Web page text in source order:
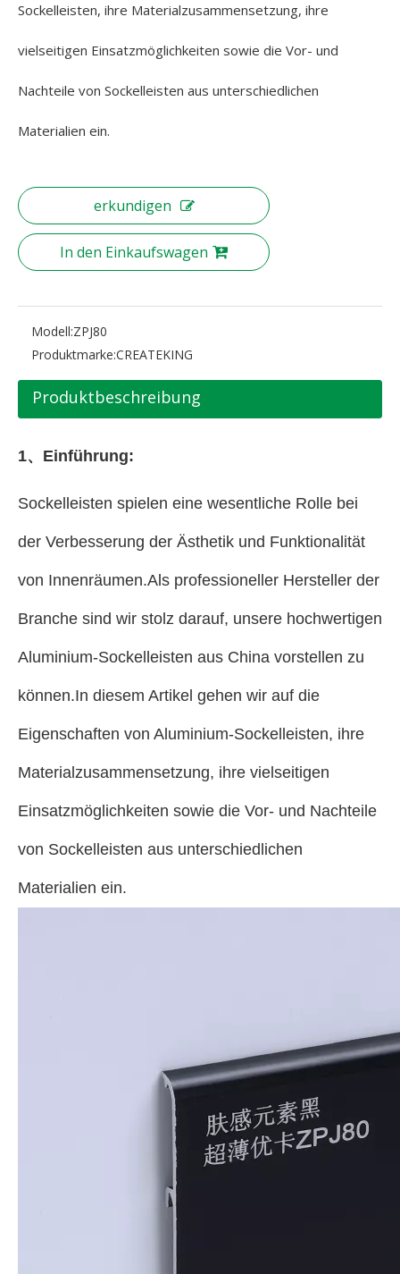
Sockelleisten, ihre Materialzusammensetzung, ihre
vielseitigen Einsatzmöglichkeiten sowie die Vor- und
Nachteile von Sockelleisten aus unterschiedlichen
Materialien ein.
erkundigen
In den Einkaufswagen
Modell:ZPJ80
Produktmarke:CREATEKING
Produktbeschreibung
1、 Einführung:
Sockelleisten spielen eine wesentliche Rolle bei
der Verbesserung der Ästhetik und Funktionalität
von Innenräumen.Als professioneller Hersteller der
Branche sind wir stolz darauf, unsere hochwertigen
Aluminium-Sockelleisten aus China vorstellen zu
können.In diesem Artikel gehen wir auf die
Eigenschaften von Aluminium-Sockelleisten, ihre
Materialzusammensetzung, ihre vielseitigen
Einsatzmöglichkeiten sowie die Vor- und Nachteile
von Sockelleisten aus unterschiedlichen
Materialien ein.